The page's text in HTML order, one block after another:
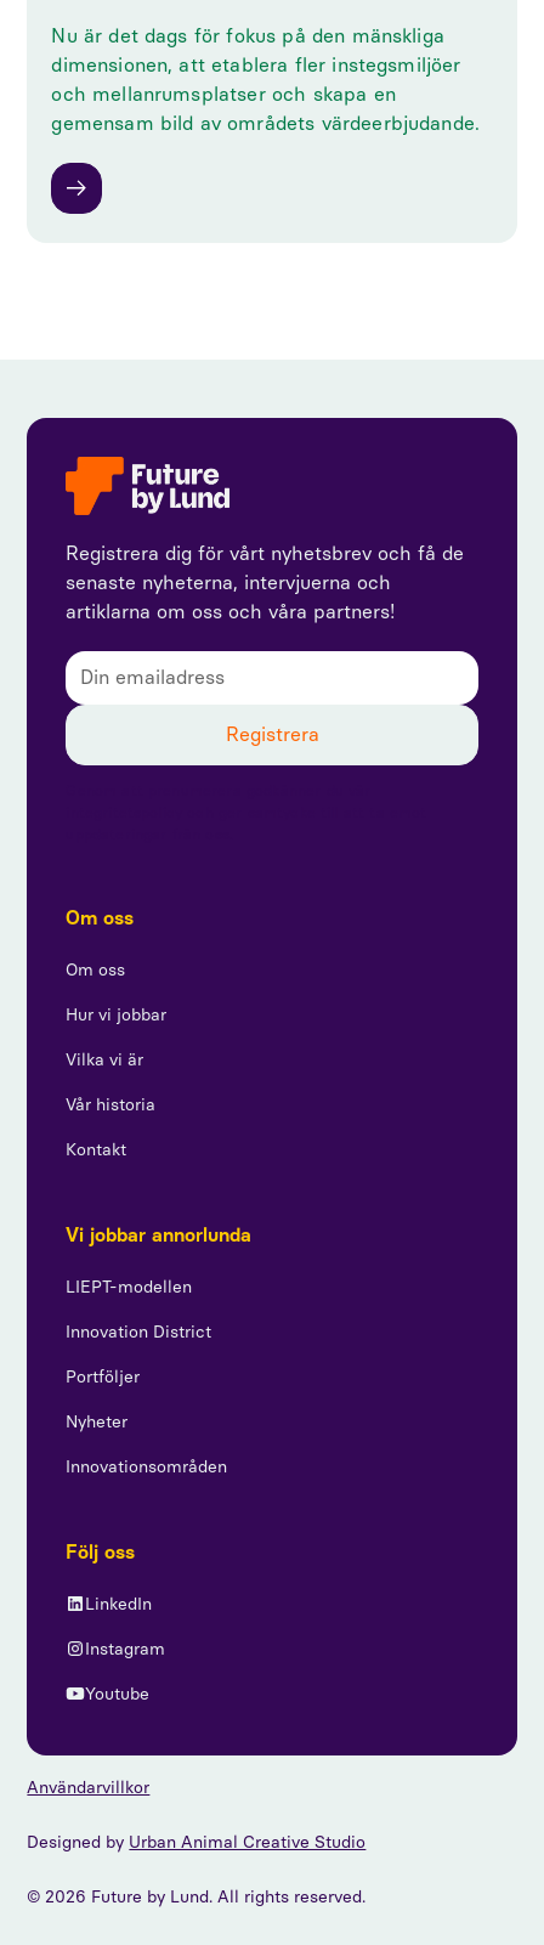
Nu är det dags för fokus på den mänskliga
dimensionen, att etablera fler instegsmiljöer
och mellanrumsplatser och skapa en
gemensam bild av områdets värdeerbjudande.
Registrera dig för vårt nyhetsbrev och få de
senaste nyheterna, intervjuerna och
artiklarna om oss och våra partners!
Om oss
Om oss
Hur vi jobbar
Vilka vi är
Vår historia
Kontakt
Vi jobbar annorlunda
LIEPT-modellen
Innovation District
Portföljer
Nyheter
Innovationsområden
Följ oss
LinkedIn
Instagram
Youtube
© 2026 Future by Lund. All rights reserved.
Designed by Urban Animal Creative Studio
Användarvillkor